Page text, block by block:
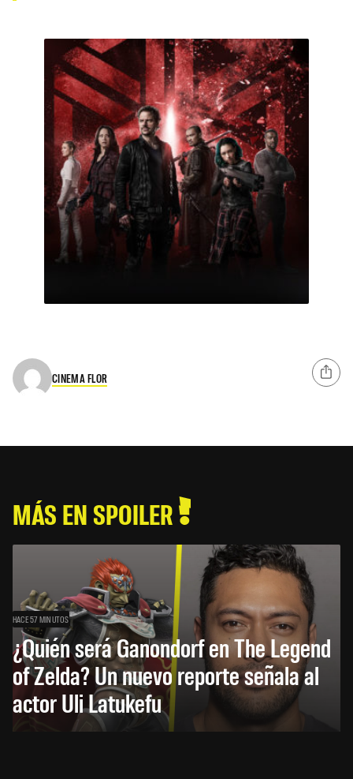
CINEMA FLOR
MÁS EN SPOILER
HACE 57 MINUTOS
¿Quién será Ganondorf en The Legend
of Zelda? Un nuevo reporte señala al
actor Uli Latukefu